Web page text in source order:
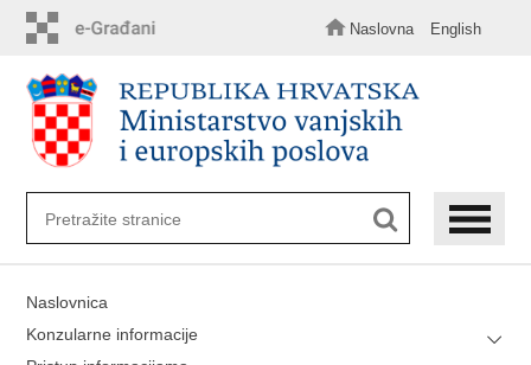
sadržaj
Naslovna English
Naslovnica
Konzularne informacije